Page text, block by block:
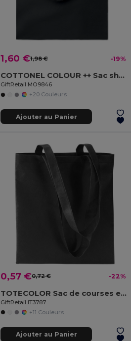
1,60 €1,98 € -19%
COTTONEL COLOUR ++ Sac shopping coton 180gr/m² MO9846-
GiftRetail MO9846
+20 Couleurs
Ajouter au Panier
0,57 €0,72 € -22%
TOTECOLOR Sac de courses et de plage polyvalent réutilisable
GiftRetail IT3787
+11 Couleurs
Ajouter au Panier